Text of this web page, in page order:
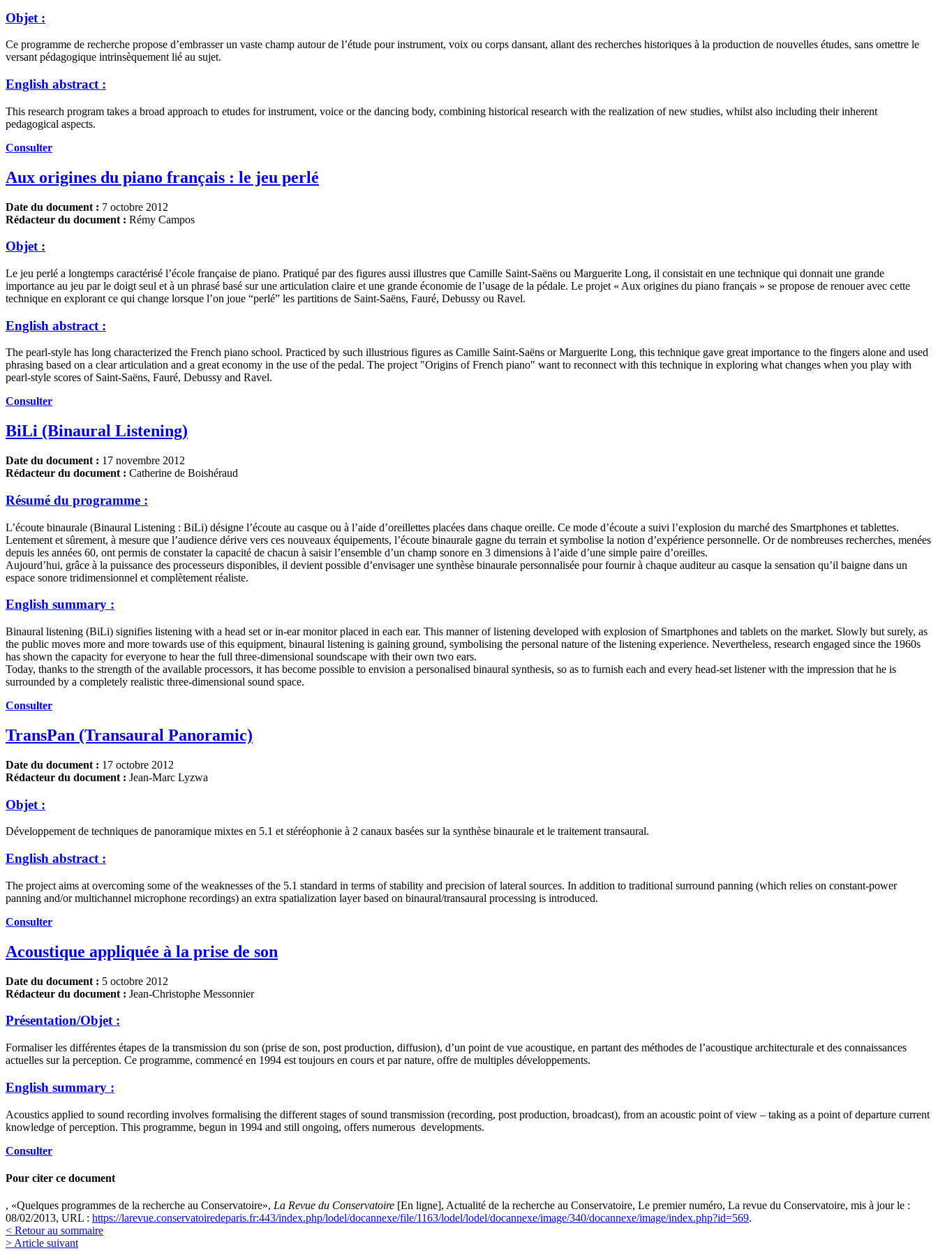
Objet :
Ce programme de recherche propose d’embrasser un vaste champ autour de l’étude pour instrument, voix ou corps dansant, allant des recherches historiques à la production de nouvelles études, sans omettre le
versant pédagogique intrinsèquement lié au sujet.
English abstract :
This research program takes a broad approach to etudes for instrument, voice or the dancing body, combining historical research with the realization of new studies, whilst also including their inherent
pedagogical aspects.
Consulter
Aux origines du piano français : le jeu perlé
Date du document : 7 octobre 2012
Rédacteur du document : Rémy Campos
Objet :
Le jeu perlé a longtemps caractérisé l’école française de piano. Pratiqué par des figures aussi illustres que Camille Saint-Saëns ou Marguerite Long, il consistait en une technique qui donnait une grande
importance au jeu par le doigt seul et à un phrasé basé sur une articulation claire et une grande économie de l’usage de la pédale. Le projet « Aux origines du piano français » se propose de renouer avec cette
technique en explorant ce qui change lorsque l’on joue “perlé” les partitions de Saint-Saëns, Fauré, Debussy ou Ravel.
English abstract :
The pearl-style has long characterized the French piano school. Practiced by such illustrious figures as Camille Saint-Saëns or Marguerite Long, this technique gave great importance to the fingers alone and used
phrasing based on a clear articulation and a great economy in the use of the pedal. The project "Origins of French piano" want to reconnect with this technique in exploring what changes when you play with
pearl-style scores of Saint-Saëns, Fauré, Debussy and Ravel.
Consulter
BiLi (Binaural Listening)
Date du document : 17 novembre 2012
Rédacteur du document : Catherine de Boishéraud
Résumé du programme :
L’écoute binaurale (Binaural Listening : BiLi) désigne l’écoute au casque ou à l’aide d’oreillettes placées dans chaque oreille. Ce mode d’écoute a suivi l’explosion du marché des Smartphones et tablettes.
Lentement et sûrement, à mesure que l’audience dérive vers ces nouveaux équipements, l’écoute binaurale gagne du terrain et symbolise la notion d’expérience personnelle. Or de nombreuses recherches, menées
depuis les années 60, ont permis de constater la capacité de chacun à saisir l’ensemble d’un champ sonore en 3 dimensions à l’aide d’une simple paire d’oreilles.
Aujourd’hui, grâce à la puissance des processeurs disponibles, il devient possible d’envisager une synthèse binaurale personnalisée pour fournir à chaque auditeur au casque la sensation qu’il baigne dans un
espace sonore tridimensionnel et complètement réaliste.
English summary :
Binaural listening (BiLi) signifies listening with a head set or in-ear monitor placed in each ear. This manner of listening developed with explosion of Smartphones and tablets on the market. Slowly but surely, as
the public moves more and more towards use of this equipment, binaural listening is gaining ground, symbolising the personal nature of the listening experience. Nevertheless, research engaged since the 1960s
has shown the capacity for everyone to hear the full three-dimensional soundscape with their own two ears.
Today, thanks to the strength of the available processors, it has become possible to envision a personalised binaural synthesis, so as to furnish each and every head-set listener with the impression that he is
surrounded by a completely realistic three-dimensional sound space.
Consulter
TransPan (Transaural Panoramic)
Date du document : 17 octobre 2012
Rédacteur du document : Jean-Marc Lyzwa
Objet :
Développement de techniques de panoramique mixtes en 5.1 et stéréophonie à 2 canaux basées sur la synthèse binaurale et le traitement transaural.
English abstract :
The project aims at overcoming some of the weaknesses of the 5.1 standard in terms of stability and precision of lateral sources. In addition to traditional surround panning (which relies on constant-power
panning and/or multichannel microphone recordings) an extra spatialization layer based on binaural/transaural processing is introduced.
Consulter
Acoustique appliquée à la prise de son
Date du document : 5 octobre 2012
Rédacteur du document : Jean-Christophe Messonnier
Présentation/Objet :
Formaliser les différentes étapes de la transmission du son (prise de son, post production, diffusion), d’un point de vue acoustique, en partant des méthodes de l’acoustique architecturale et des connaissances
actuelles sur la perception. Ce programme, commencé en 1994 est toujours en cours et par nature, offre de multiples développements.
English summary :
Acoustics applied to sound recording involves formalising the different stages of sound transmission (recording, post production, broadcast), from an acoustic point of view – taking as a point of departure current
knowledge of perception. This programme, begun in 1994 and still ongoing, offers numerous developments.
Consulter
Pour citer ce document
, «Quelques programmes de la recherche au Conservatoire», La Revue du Conservatoire [En ligne], Actualité de la recherche au Conservatoire, Le premier numéro, La revue du Conservatoire, mis à jour le :
08/02/2013, URL : https://larevue.conservatoiredeparis.fr:443/index.php/lodel/docannexe/file/1163/lodel/lodel/docannexe/image/340/docannexe/image/index.php?id=569.
< Retour au sommaire
> Article suivant